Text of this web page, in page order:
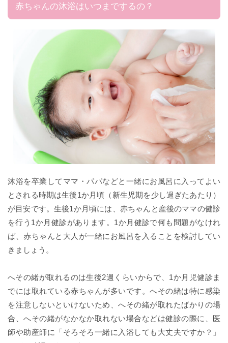
赤ちゃんの沐浴はいつまでするの？
沐浴を卒業してママ・パパなどと一緒にお風呂に入ってよい
とされる時期は生後1か月頃（新生児期を少し過ぎたあたり）
が目安です。生後1か月頃には、赤ちゃんと産後のママの健診
を行う1か月健診があります。1か月健診で何も問題がなけれ
ば、赤ちゃんと大人が一緒にお風呂を入ることを検討してい
きましょう。
へその緒が取れるのは生後2週くらいからで、1か月児健診ま
でには取れている赤ちゃんが多いです。へその緒は特に感染
を注意しないといけないため、へその緒が取れたばかりの場
合、へその緒がなかなか取れない場合などは健診の際に、医
師や助産師に「そろそろ一緒に入浴しても大丈夫ですか？」